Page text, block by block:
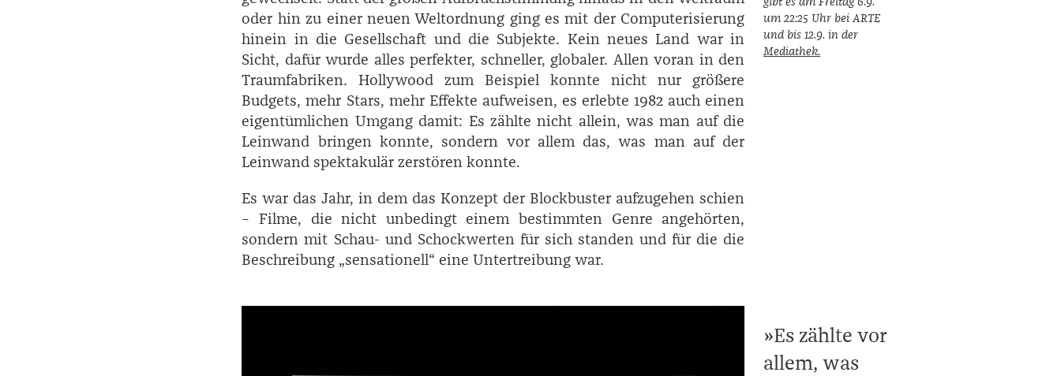
oder hin zu einer neuen Weltordnung ging es mit der Computerisierung
hinein in die Gesellschaft und die Subjekte. Kein neues Land war in
Sicht, dafür wurde alles perfekter, schneller, globaler. Allen voran in den
Traumfabriken. Hollywood zum Beispiel konnte nicht nur größere
Budgets, mehr Stars, mehr Effekte aufweisen, es erlebte 1982 auch einen
eigentümlichen Umgang damit: Es zählte nicht allein, was man auf die
Leinwand bringen konnte, sondern vor allem das, was man auf der
Leinwand spektakulär zerstören konnte.
Es war das Jahr, in dem das Konzept der Blockbuster aufzugehen schien
– Filme, die nicht unbedingt einem bestimmten Genre angehörten,
sondern mit Schau- und Schockwerten für sich standen und für die die
Beschreibung „sensationell“ eine Untertreibung war.
um 22:25 Uhr bei ARTE
und bis 12.9. in der
Mediathek.
Es zählte vor
allem, was